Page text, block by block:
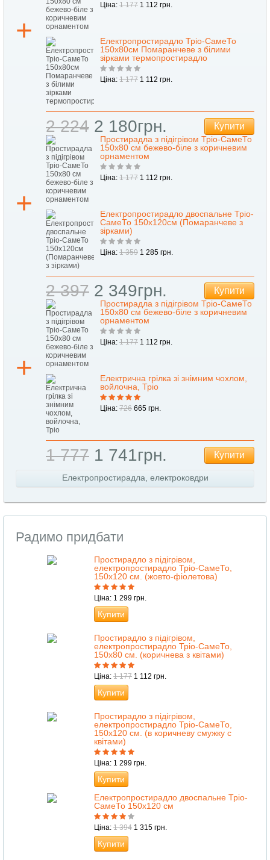
Ціна: 1 177 1 112 грн.
Електропростирадло Тріо-СамеТо
150x80см Помаранчеве з білими
зірками термопростирадло
Ціна: 1 177 1 112 грн.
2 224 2 180грн. Купити
Простирадла з підігрівом Тріо-СамеТо
150х80 см бежево-біле з коричневим
орнаментом
Ціна: 1 177 1 112 грн.
Електропростирадло двоспальне Тріо-
СамеТо 150х120см (Помаранчеве з
зірками)
Ціна: 1 359 1 285 грн.
2 397 2 349грн. Купити
Простирадла з підігрівом Тріо-СамеТо
150х80 см бежево-біле з коричневим
орнаментом
Ціна: 1 177 1 112 грн.
Електрична грілка зі знімним чохлом,
войлочна, Тріо
Ціна: 726 665 грн.
1 777 1 741грн. Купити
Електропростирадла, електроковдри
Радимо придбати
Простирадло з підігрівом,
електропростирадло Тріо-СамеТо,
150х120 см. (жовто-фіолетова)
Ціна: 1 299 грн.
Купити
Простирадло з підігрівом,
електропростирадло Тріо-СамеТо,
150х80 см. (коричнева з квітами)
Ціна: 1 177 1 112 грн.
Купити
Простирадло з підігрівом,
електропростирадло Тріо-СамеТо,
150х120 см. (в коричневу смужку c
квітами)
Ціна: 1 299 грн.
Купити
Електропростирадло двоспальне Тріо-
СамеТо 150х120 см
Ціна: 1 394 1 315 грн.
Купити